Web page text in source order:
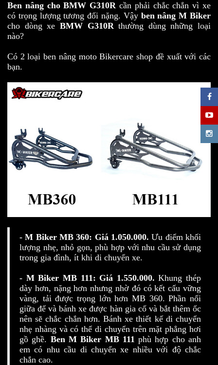
Ben nâng cho BMW G310R cần phải chắc chắn vì xe
có trọng lượng tương đối nặng. Vậy ben nâng M Biker
cho dòng xe BMW G310Rthường dùng những loại
nào?
Có 2 loại ben nâng moto Bikercare shop đề xuất với các
bạn.
- M Biker MB 360: Giá 1.050.000. Ưu điểm khối
lượng nhẹ, nhỏ gọn, phù hợp với nhu cầu sử dụng
trong gia đình, ít khi di chuyển xe.
- M Biker MB 111: Giá 1.550.000. Khung thép
dày hơn, nặng hơn nhưng nhờ đó có kết cấu vững
vàng, tải được trọng lớn hơn MB 360. Phần nối
giữa đế và bánh xe được hàn gia cố và bắt thêm ốc
nên sẽ chắc chắn hơn. Bánh xe thiết kế di chuyển
nhẹ nhàng và có thể di chuyển trên mặt phẳng hơi
gồ ghề. Ben M Biker MB 111 phù hợp cho anh
em có nhu cầu di chuyển xe nhiều với độ chắc
chắn cao.